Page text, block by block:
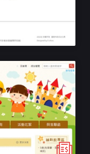
興補助計畫